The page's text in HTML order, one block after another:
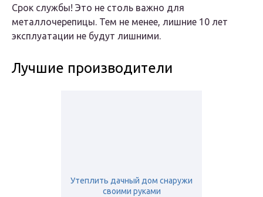
Срок службы! Это не столь важно для
металлочерепицы. Тем не менее, лишние 10 лет
эксплуатации не будут лишними.
Лучшие производители
Утеплить дачный дом снаружи
своими руками